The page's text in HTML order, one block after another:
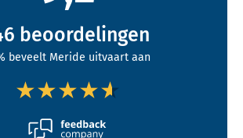
beoordelingen
beveelt Meride uitvaart aan
★★★★★
★★★★★